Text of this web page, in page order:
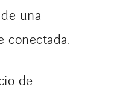
una
de